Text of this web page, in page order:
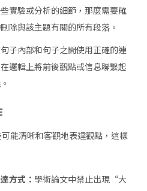
實驗或分析的細節，那麼需要確
除與該主題有關的所有段落。
子內部和句子之間使用正確的連
邏輯上將前後觀點或信息聯繫起
能清晰和客觀地表達觀點，這樣
方式： 學術論文中禁止出現“大